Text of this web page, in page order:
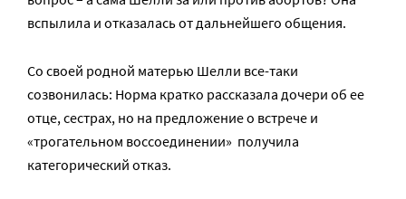
вспылила и отказалась от дальнейшего общения.
Со своей родной матерью Шелли все-таки
созвонилась: Норма кратко рассказала дочери об ее
отце, сестрах, но на предложение о встрече и
«трогательном воссоединении» получила
категорический отказ.